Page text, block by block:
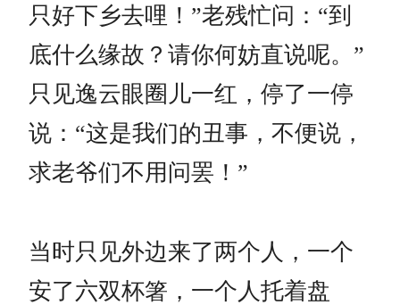
只好下乡去哩！”老残忙问：“到
底什么缘故？请你何妨直说呢。”
只见逸云眼圈儿一红，停了一停
说：“这是我们的丑事，不便说，
求老爷们不用问罢！”
当时只见外边来了两个人，一个
安了六双杯箸，一个人托着盘